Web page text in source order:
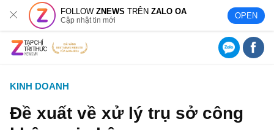
FOLLOWZNEWS TRÊNZALO OA
Cập nhật tin mới OPEN
KINH DOANH
Đề xuất về xử lý trụ sở công